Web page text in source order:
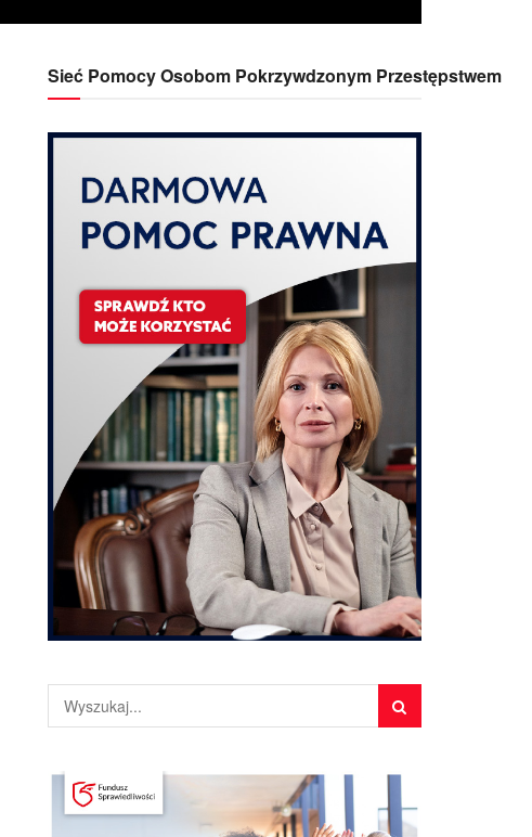
Sieć Pomocy Osobom Pokrzywdzonym Przestępstwem